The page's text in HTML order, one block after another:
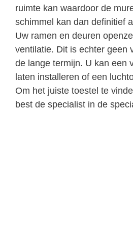
ruimte kan waardoor de
schimmel kan dan definitief
Uw ramen en deuren
ventilatie. Dit is echter geen
de lange termijn. U kan een
laten installeren of een
Om het juiste toestel te
best de specialist in de